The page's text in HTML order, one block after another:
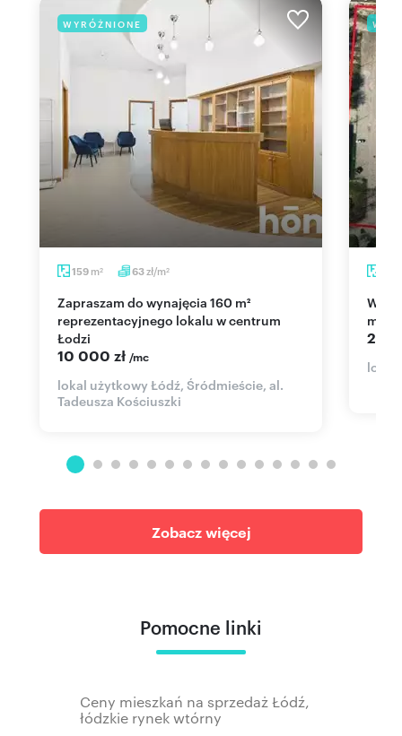
WYRÓŻNIONE
159 m2 63zł/m2
Zapraszam do wynajęcia 160 m²
reprezentacyjnego lokalu w centrum
Łodzi
10 000 zł /mc
lokal użytkowy Łódź, Śródmieście, al.
Tadeusza Kościuszki
Wynajem dużego terenu pod parking i
2
lokal
Zobacz więcej
Pomocne linki
Ceny mieszkań na sprzedaż Łódź,
łódzkie rynek wtórny